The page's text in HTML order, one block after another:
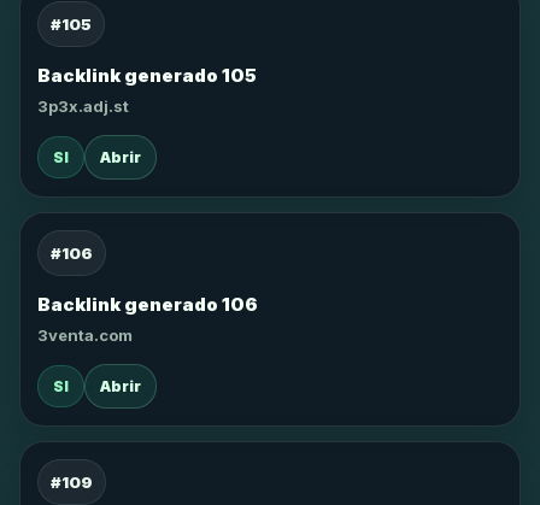
#105
Backlink generado 105
3p3x.adj.st
SI Abrir
#106
Backlink generado 106
3venta.com
SI Abrir
#109